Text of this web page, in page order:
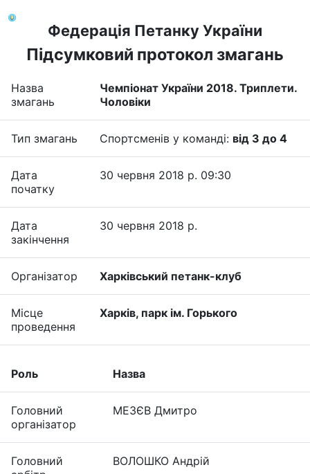
Федерація Петанку України
Підсумковий протокол змагань
Назва
змагань
Чемпіонат України 2018. Триплети.
Чоловіки
Тип змагань Спортсменів у команді: від 3 до 4
Дата
початку
30 червня 2018 р. 09:30
Дата
закінчення
30 червня 2018 р.
Організатор Харківський петанк-клуб
Місце
проведення
Харків, парк ім. Горького
Роль Назва
Головний
організатор
МЕЗЄВ Дмитро
Головний
ВОЛОШКО Андрiй